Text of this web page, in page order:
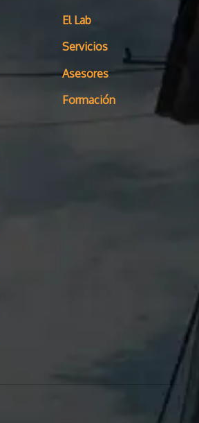
El Lab
Servicios
Asesores
Formación